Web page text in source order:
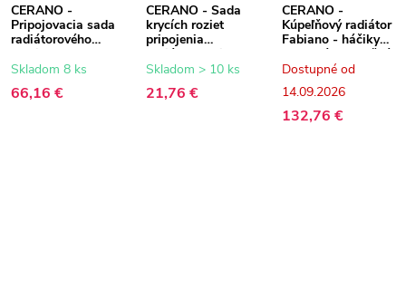
CERANO -
Pripojovacia sada
radiátorového
termostatickou
biela matná
Skladom 8 ks
66,16 €
CERANO - Sada
krycích roziet
pripojenia
radiátora - biela
lesklá
Skladom > 10 ks
21,76 €
CERANO -
Kúpeľňový radiátor
Fabiano - háčiky
na uteráky - bočné
pripojenie - 251 W
- biela matná -
1200x220 mm
Dostupné od
14.09.2026
132,76 €